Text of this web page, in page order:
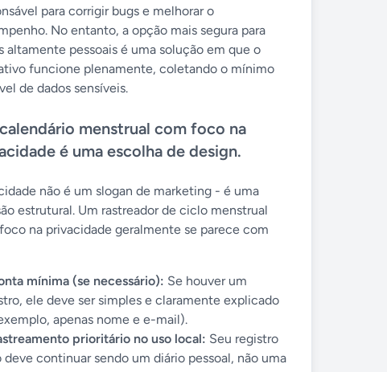
para corrigir bugs e melhorar o
No entanto, a opção mais segura para
altamente pessoais é uma solução em que o
funcione plenamente, coletando o mínimo
de dados sensíveis.
menstrual com foco na
é uma escolha de design.
não é um slogan de marketing - é uma
estrutural. Um rastreador de ciclo menstrual
na privacidade geralmente se parece com
mínima (se necessário): Se houver um
ele deve ser simples e claramente explicado
apenas nome e e-mail).
prioritário no uso local: Seu registro
deve continuar sendo um diário pessoal, não uma